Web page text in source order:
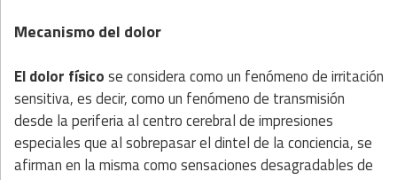
Mecanismo del dolor
El dolor físicose considera como un fenómeno de irritación
sensitiva, es decir, como un fenómeno de transmisión
desde la periferia al centro cerebral de impresiones
especiales que al sobrepasar el dintel de la conciencia, se
afirman en la misma como sensaciones desagradables de